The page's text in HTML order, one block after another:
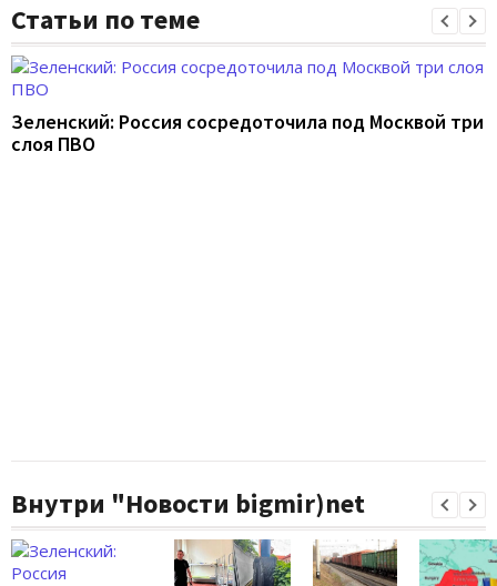
Статьи по теме
Зеленский: Россия сосредоточила под Москвой три
слоя ПВО
Внутри "Новости bigmir)net